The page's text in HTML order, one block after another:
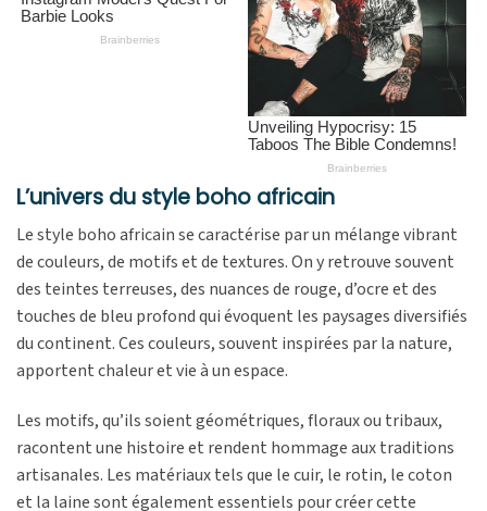
L’univers du style boho africain
Le style boho africain se caractérise par un mélange vibrant
de couleurs, de motifs et de textures. On y retrouve souvent
des teintes terreuses, des nuances de rouge, d’ocre et des
touches de bleu profond qui évoquent les paysages diversifiés
du continent. Ces couleurs, souvent inspirées par la nature,
apportent chaleur et vie à un espace.
Les motifs, qu’ils soient géométriques, floraux ou tribaux,
racontent une histoire et rendent hommage aux traditions
artisanales. Les matériaux tels que le cuir, le rotin, le coton
et la laine sont également essentiels pour créer cette